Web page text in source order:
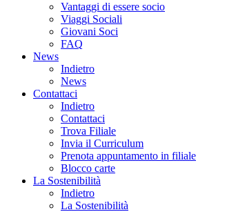
Vantaggi di essere socio
Viaggi Sociali
Giovani Soci
FAQ
News
Indietro
News
Contattaci
Indietro
Contattaci
Trova Filiale
Invia il Curriculum
Prenota appuntamento in filiale
Blocco carte
La Sostenibilità
Indietro
La Sostenibilità